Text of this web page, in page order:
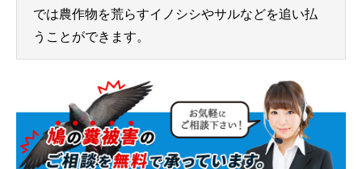
では農作物を荒らすイノシシやサルなどを追い払
うことができます。